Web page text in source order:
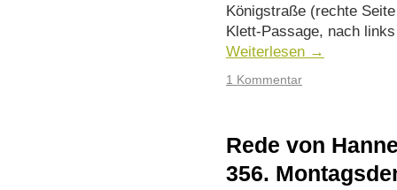
Königstraße (rechte
Klett-Passage, nach
Weiterlesen →
1 Kommentar
Rede von
356.